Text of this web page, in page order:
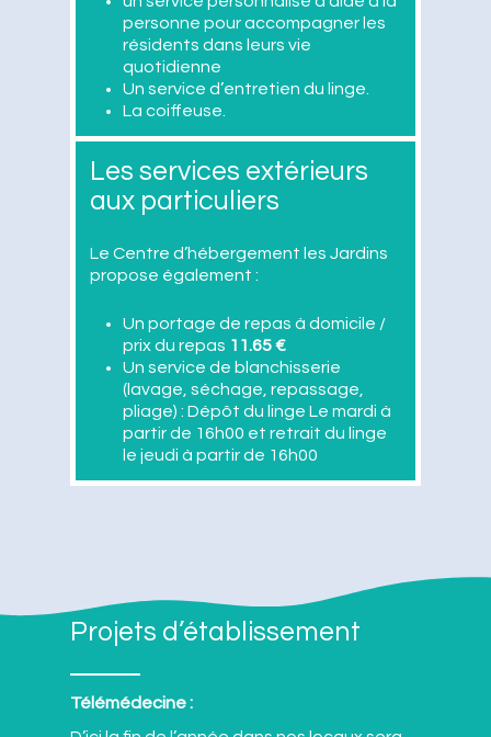
personne pour accompagner les
résidents dans leurs vie
quotidienne
Un service d’entretien du linge.
La coiffeuse.
Les services extérieurs
aux particuliers
Le Centre d’hébergement les Jardins
propose également :
Un portage de repas à domicile /
prix du repas 11.65 €
Un service de blanchisserie
(lavage, séchage, repassage,
pliage) : Dépôt du linge Le mardi à
partir de 16h00 et retrait du linge
le jeudi à partir de 16h00
Projets d’établissement
Télémédecine :